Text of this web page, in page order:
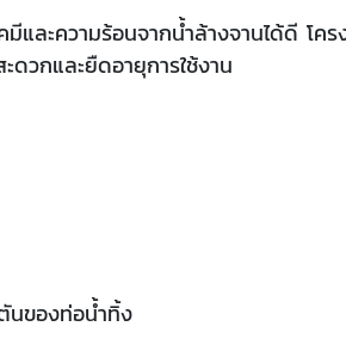
มีและความร้อนจากน้ำล้างจานได้ดี โ
ดวกและยืดอายุการใช้งาน
นของท่อน้ำทิ้ง